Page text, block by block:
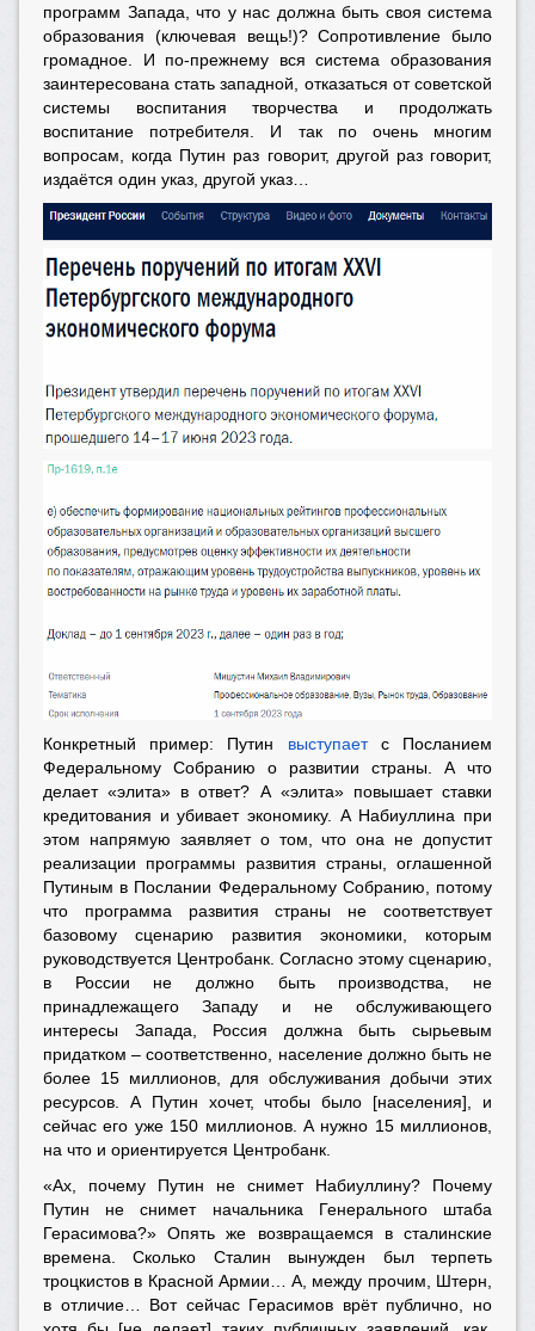
программ Запада, что у нас должна быть своя система
образования (ключевая вещь!)? Сопротивление было
громадное. И по-прежнему вся система образования
заинтересована стать западной, отказаться от советской
системы воспитания творчества и продолжать
воспитание потребителя. И так по очень многим
вопросам, когда Путин раз говорит, другой раз говорит,
издаётся один указ, другой указ…
Конкретный пример: Путин выступаетс Посланием
Федеральному Собранию о развитии страны. А что
делает «элита» в ответ? А «элита» повышает ставки
кредитования и убивает экономику. А Набиуллина при
этом напрямую заявляет о том, что она не допустит
реализации программы развития страны, оглашенной
Путиным в Послании Федеральному Собранию, потому
что программа развития страны не соответствует
базовому сценарию развития экономики, которым
руководствуется Центробанк. Согласно этому сценарию,
в России не должно быть производства, не
принадлежащего Западу и не обслуживающего
интересы Запада, Россия должна быть сырьевым
придатком – соответственно, население должно быть не
более 15 миллионов, для обслуживания добычи этих
ресурсов. А Путин хочет, чтобы было [населения], и
сейчас его уже 150 миллионов. А нужно 15 миллионов,
на что и ориентируется Центробанк.
«Ах, почему Путин не снимет Набиуллину? Почему
Путин не снимет начальника Генерального штаба
Герасимова?» Опять же возвращаемся в сталинские
времена. Сколько Сталин вынужден был терпеть
троцкистов в Красной Армии… А, между прочим, Штерн,
в отличие… Вот сейчас Герасимов врёт публично, но